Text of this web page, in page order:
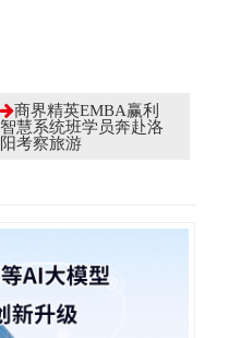
商界精英EMBA赢利
智慧系统班学员奔赴洛
阳考察旅游